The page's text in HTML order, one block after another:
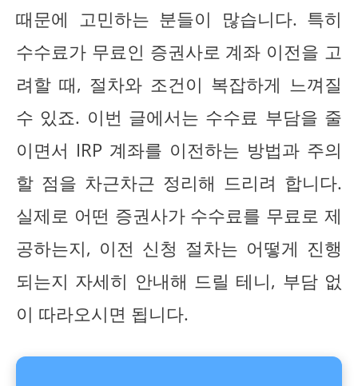
때문에 고민하는 분들이 많습니다. 특히
수수료가 무료인 증권사로 계좌 이전을 고
려할 때, 절차와 조건이 복잡하게 느껴질
수 있죠. 이번 글에서는 수수료 부담을 줄
이면서 IRP 계좌를 이전하는 방법과 주의
할 점을 차근차근 정리해 드리려 합니다.
실제로 어떤 증권사가 수수료를 무료로 제
공하는지, 이전 신청 절차는 어떻게 진행
되는지 자세히 안내해 드릴 테니, 부담 없
이 따라오시면 됩니다.